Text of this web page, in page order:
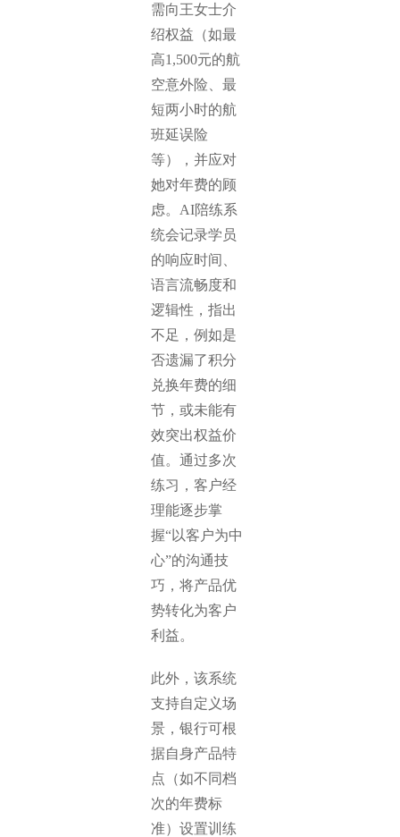
需向王女士介
绍权益（如最
高1,500元的航
空意外险、最
短两小时的航
班延误险
等），并应对
她对年费的顾
虑。AI陪练系
统会记录学员
的响应时间、
语言流畅度和
逻辑性，指出
不足，例如是
否遗漏了积分
兑换年费的细
节，或未能有
效突出权益价
值。通过多次
练习，客户经
理能逐步掌
握“以客户为中
心”的沟通技
巧，将产品优
势转化为客户
利益。
此外，该系统
支持自定义场
景，银行可根
据自身产品特
点（如不同档
次的年费标
准）设置训练